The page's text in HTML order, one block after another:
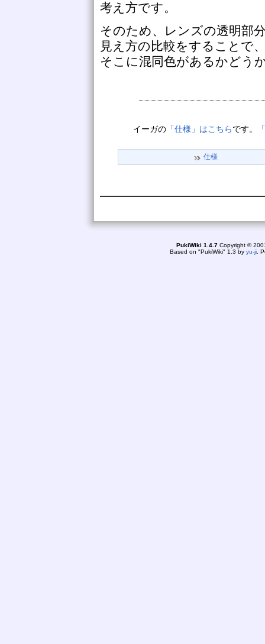
考え方です。
そのため、レンズの透明部
見え方の比較をすることで
そこに混同色があるかどう
イーガの 「仕様」はこちらです。
仕様
PukiWiki 1.4.7 Copyright ©
Based on "PukiWiki" 1.3 by yu-ji .